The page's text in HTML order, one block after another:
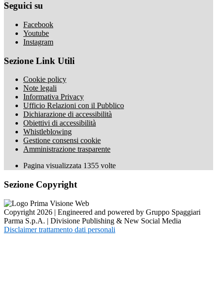
Seguici su
Facebook
Youtube
Instagram
Sezione Link Utili
Cookie policy
Note legali
Informativa Privacy
Ufficio Relazioni con il Pubblico
Dichiarazione di accessibilità
Obiettivi di accessibilità
Whistleblowing
Gestione consensi cookie
Amministrazione trasparente
Pagina visualizzata 1355 volte
Sezione Copyright
Copyright 2026 | Engineered and powered by Gruppo Spaggiari
Parma S.p.A. | Divisione Publishing & New Social Media
Disclaimer trattamento dati personali